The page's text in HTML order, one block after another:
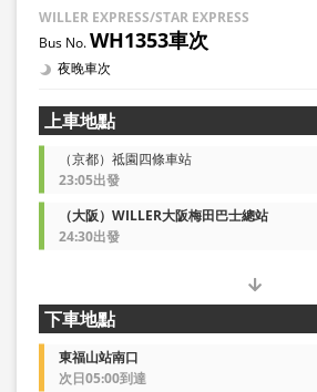
WILLER EXPRESS/STAR EXPRESS
WH1353車次
夜晚車次
上車地點
（京都）祗園四條車站
23:05出發
（大阪）WILLER大阪梅田巴士總站
24:30出發
下車地點
東福山站南口
次日05:00到達